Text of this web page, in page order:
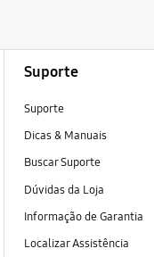
Suporte
Suporte
Dicas & Manuais
Buscar Suporte
Dúvidas da Loja
Informação de Garantia
Localizar Assistência